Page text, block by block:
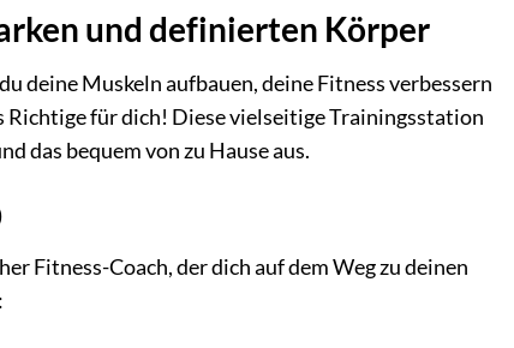
und definierten Körper
deine Muskeln aufbauen, deine Fitness verbessern
Richtige für dich! Diese vielseitige Trainingsstation
das bequem von zu Hause aus.
Fitness-Coach, der dich auf dem Weg zu deinen